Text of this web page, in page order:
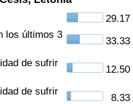
29.17
los últimos 3
33.33
de sufrir
12.50
de sufrir
8.33